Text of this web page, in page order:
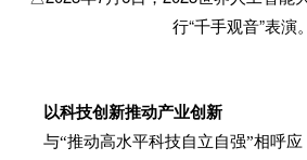
行“千手观音”表演。
以科技创新推动产业创新
与“推动高水平科技自立自强”相呼应